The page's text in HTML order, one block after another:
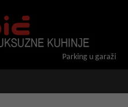
Parking u garaži